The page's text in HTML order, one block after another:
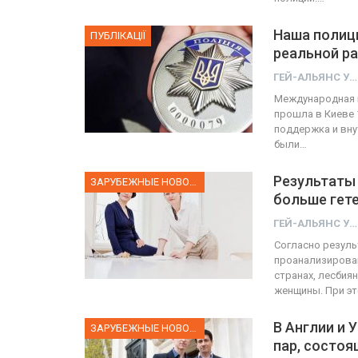
ПУБЛІКАЦІЇ
Наша
реальной
ГЕЙ-АЛЬЯНС УКРАИНА
Международная
прошла в Киеве
поддержка и
были…
больше
ГЕЙ-АЛЬЯНС УКРАИНА
Согласно
странах,
женщины. При
В Англии и
пар,